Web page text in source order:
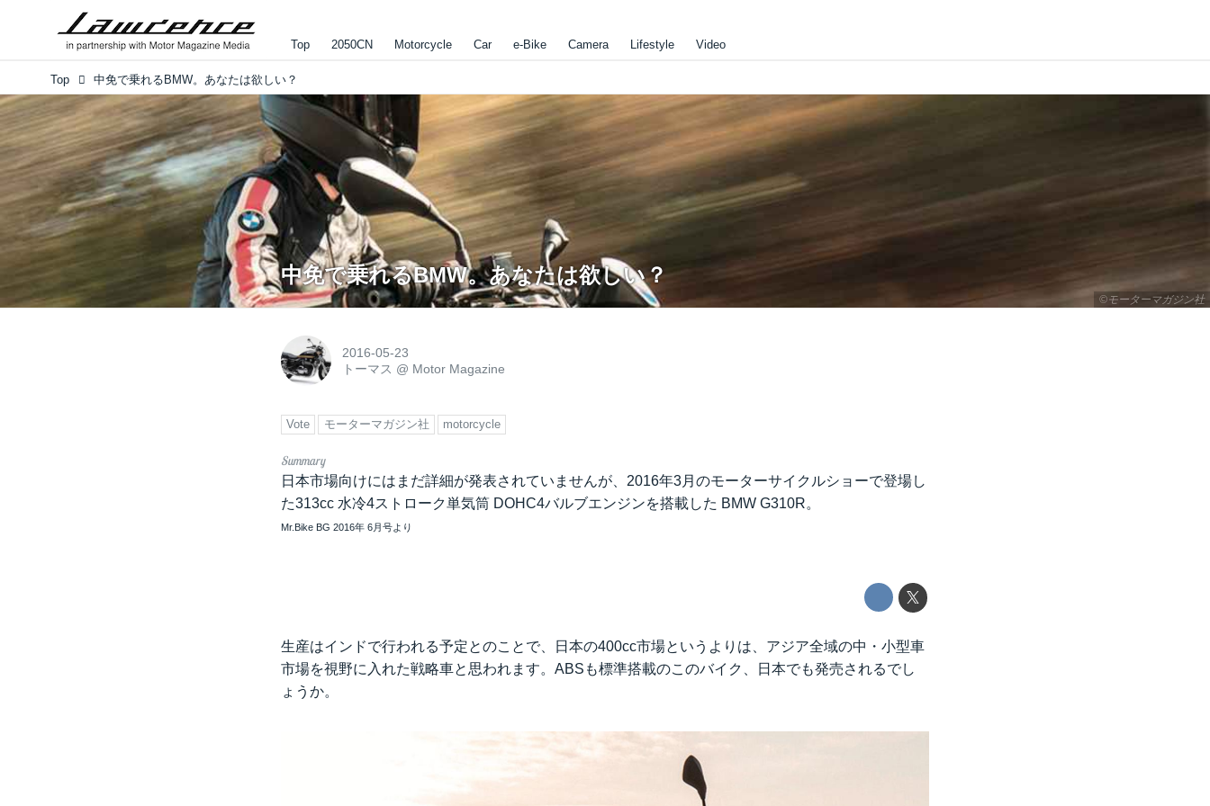
Top 2050CN Motorcycle Car e-Bike Camera Lifestyle Video
Top 中免で乗れるBMW。あなたは欲しい？
©モーターマガジン社
中免で乗れるBMW。あなたは欲しい？
2016-05-23
トーマス @ Motor Magazine
Vote モーターマガジン社 motorcycle
日本市場向けにはまだ詳細が発表されていませんが、2016年3月のモーターサイクルショーで登場し
た313cc 水冷4ストローク単気筒 DOHC4バルブエンジンを搭載した BMW G310R。
Mr.Bike BG 2016年 6月号より
生産はインドで行われる予定とのことで、日本の400cc市場というよりは、アジア全域の中・小型車
市場を視野に入れた戦略車と思われます。ABSも標準搭載のこのバイク、日本でも発売されるでし
ょうか。